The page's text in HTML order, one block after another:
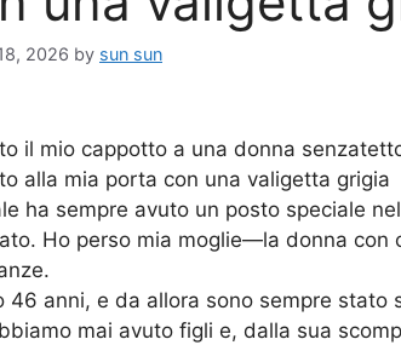
2026 by sun sun
il mio cappotto a una donna
alla mia porta con una valigetta grigia
ha sempre avuto un posto speciale
Ho perso mia moglie—la donna con
46 anni, e da allora sono sempre stato
mai avuto figli e, dalla sua